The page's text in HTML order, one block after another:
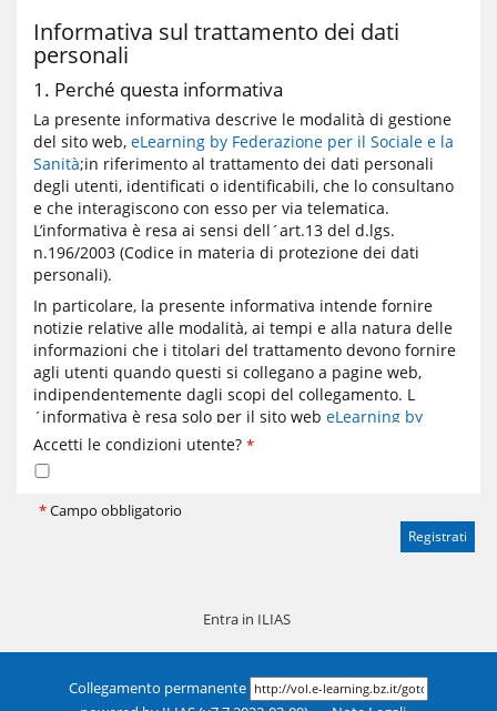
Informativa sul trattamento dei dati
personali
1. Perché questa informativa
La presente informativa descrive le modalità di gestione
del sito web, eLearning by Federazione per il Sociale e la
Sanità;in riferimento al trattamento dei dati personali
degli utenti, identificati o identificabili, che lo consultano
e che interagiscono con esso per via telematica.
L’informativa è resa ai sensi dell´art.13 del d.lgs.
n.196/2003 (Codice in materia di protezione dei dati
personali).
In particolare, la presente informativa intende fornire
notizie relative alle modalità, ai tempi e alla natura delle
informazioni che i titolari del trattamento devono fornire
agli utenti quando questi si collegano a pagine web,
indipendentemente dagli scopi del collegamento. L
´informativa è resa solo per il sito web eLearning by
Federazione per il Sociale e la Sanità
gestiti e non per altri siti web esterni, eventualmente
consultati dall´utente tramite link.
2. Titolare del trattamento dei dati
3. Luogo del trattamento dei dati
I trattamenti connessi ai servizi web di questo sito hanno
Accetti le condizioni utente? *
*Campo obbligatorio
Entra in ILIAS
Collegamento permanente